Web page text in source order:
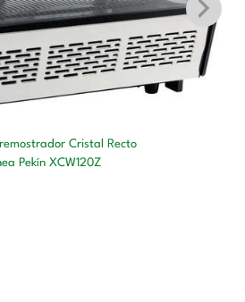
Cristal Recto
Pekín XCW120Z